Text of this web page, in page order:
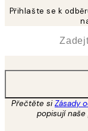
Přihlašte se k
Přečtěte siZásady
popisují